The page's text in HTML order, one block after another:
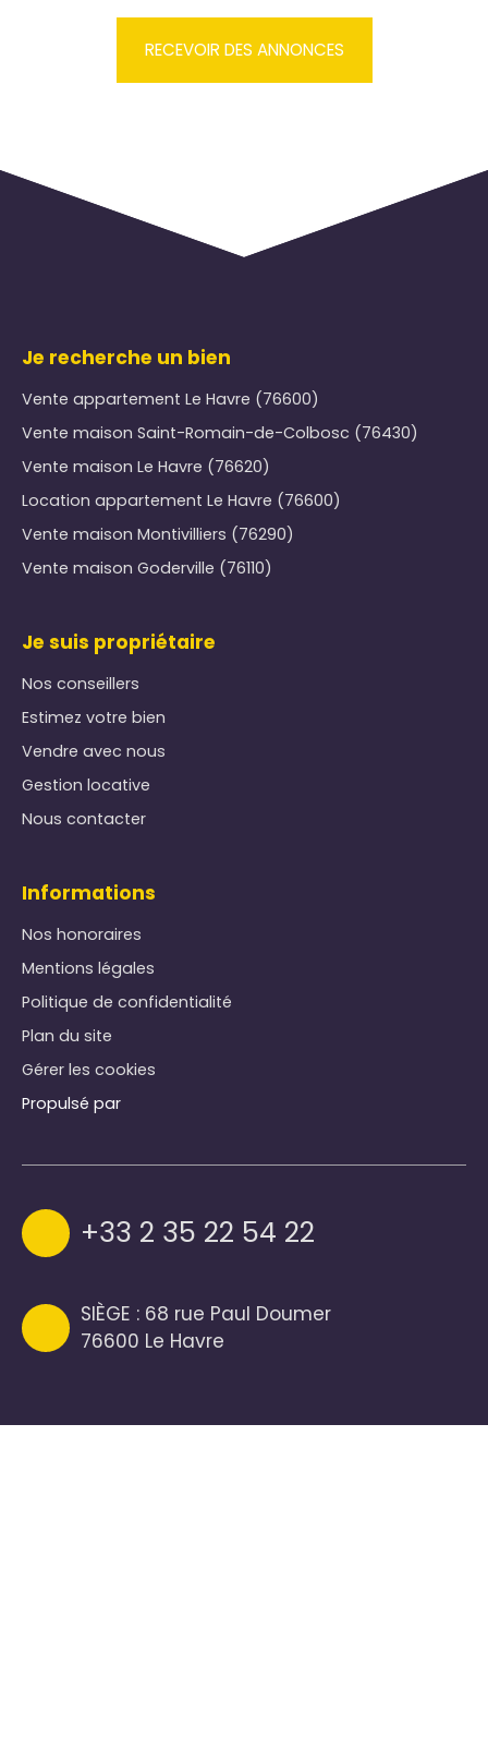
RECEVOIR DES ANNONCES
Je recherche un bien
Vente appartement Le Havre (76600)
Vente maison Saint-Romain-de-Colbosc (76430)
Vente maison Le Havre (76620)
Location appartement Le Havre (76600)
Vente maison Montivilliers (76290)
Vente maison Goderville (76110)
Je suis propriétaire
Nos conseillers
Estimez votre bien
Vendre avec nous
Gestion locative
Nous contacter
Informations
Nos honoraires
Mentions légales
Politique de confidentialité
Plan du site
Gérer les cookies
Propulsé par
+33 2 35 22 54 22
SIÈGE : 68 rue Paul Doumer
76600 Le Havre